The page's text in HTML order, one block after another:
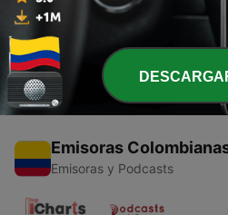
1 - Primer episodio
30 ago. 2020
Emisoras
Emisoras y Podcasts